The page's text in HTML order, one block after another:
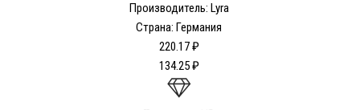
Производитель: Lyra
Страна: Германия
220.17 ₽
134.25 ₽